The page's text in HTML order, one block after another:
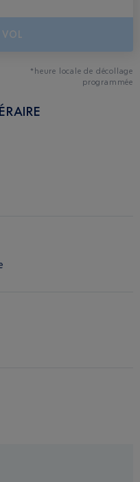
*heure locale de décollage
programmée